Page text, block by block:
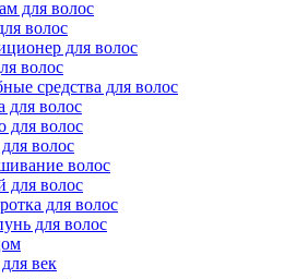
для волос
волос
для волос
волос
средства для волос
для волос
для волос
волос
волос
для волос
для волос
для волос
век